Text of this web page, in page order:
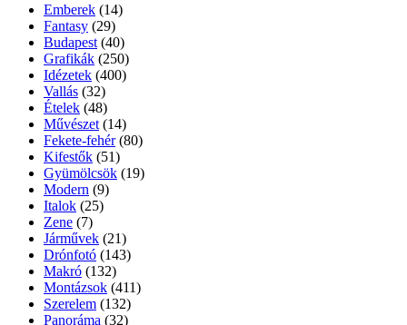
Emberek (14)
Fantasy (29)
Budapest (40)
Grafikák (250)
Idézetek (400)
Vallás (32)
Ételek (48)
Művészet (14)
Fekete-fehér (80)
Kifestők (51)
Gyümölcsök (19)
Modern (9)
Italok (25)
Zene (7)
Járművek (21)
Drónfotó (143)
Makró (132)
Montázsok (411)
Szerelem (132)
Panoráma (32)